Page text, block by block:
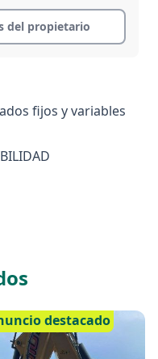
fijos y variables
del propietario
destacado